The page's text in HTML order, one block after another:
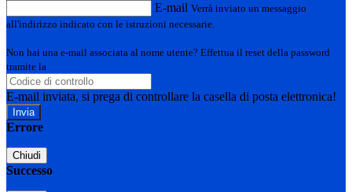
E-mail Verrà inviato un messaggio
all'indirizzo indicato con le istruzioni necessarie.
Non hai una e-mail associata al nome utente? Effettua il reset della password
tramite la
E-mail inviata, si prega di controllare la casella di posta elettronica!
Errore
Chiudi
Successo